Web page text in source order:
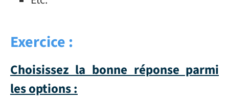
Exercice :
Choisissez la bonne réponse parmi
les options :